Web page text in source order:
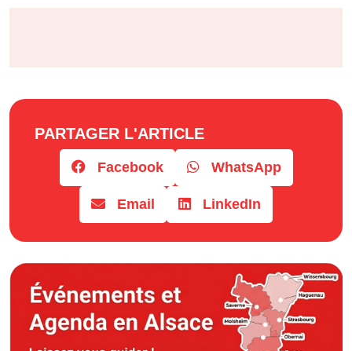
PARTAGER L'ARTICLE
Facebook WhatsApp
Email LinkedIn